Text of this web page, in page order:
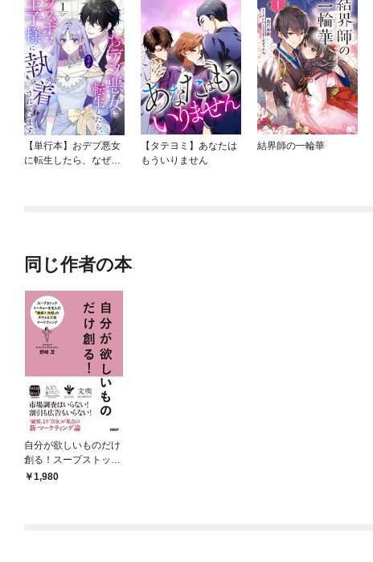
【単行本】おデブ悪女
に転生したら、なぜか
【タテヨミ】あなたは
もういりません
結界師の一輪華
同じ作者の本
自分が欲しいものだけ
創る！スープストック
トーキョーを生んだ
1,980